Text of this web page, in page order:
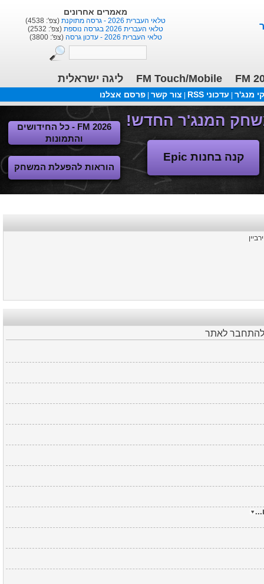
מאמרים אחרונים
טלאי העברית 2026 - גרסה מתוקנת
(צפ': 4538)
טלאי העברית 2026 בגרסה נוספת
(צפ': 2532)
טלאי העברית 2026 - עדכון גרסה
(צפ': 3800)
FM
FM Touch/Mobile ליגה ישראלית
מנג'ר עדכוני RSS צור קשר פרסם אצלנו
קנה בחנות Epic
FM 2026 - כל החידושים
והתמונות
הוראות להפעלת המשחק
להתחבר לאתר